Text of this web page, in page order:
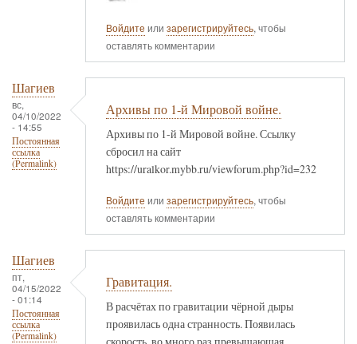
Войдите или зарегистрируйтесь, чтобы
оставлять комментарии
Шагиев
вс,
04/10/2022
- 14:55
Постоянная
ссылка
(Permalink)
Архивы по 1-й Мировой войне.
Архивы по 1-й Мировой войне. Ссылку
сбросил на сайт
https://uralkor.mybb.ru/viewforum.php?id=232
Войдите или зарегистрируйтесь, чтобы
оставлять комментарии
Шагиев
пт,
04/15/2022
- 01:14
Постоянная
ссылка
(Permalink)
Гравитация.
В расчётах по гравитации чёрной дыры
проявилась одна странность. Появилась